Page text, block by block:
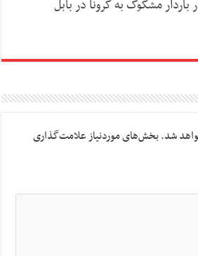
باردار مشکوک به کرونا در بابل
شد.بخش‌های موردنیاز علامت‌گذاری